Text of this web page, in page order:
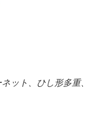
ット、ひし形多重、